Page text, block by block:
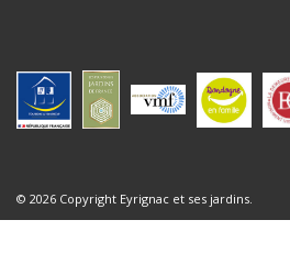
© 2026 Copyright Eyrignac et ses jardins.